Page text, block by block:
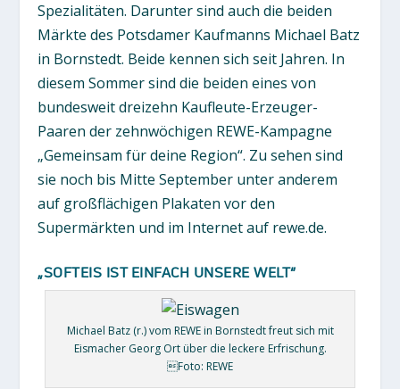
Spezialitäten. Darunter sind auch die beiden
Märkte des Potsdamer Kaufmanns Michael Batz
in Bornstedt. Beide kennen sich seit Jahren. In
diesem Sommer sind die beiden eines von
bundesweit dreizehn Kaufleute-Erzeuger-
Paaren der zehnwöchigen REWE-Kampagne
„Gemeinsam für deine Region“. Zu sehen sind
sie noch bis Mitte September unter anderem
auf großflächigen Plakaten vor den
Supermärkten und im Internet auf rewe.de.
„SOFTEIS IST EINFACH UNSERE WELT“
Michael Batz (r.) vom REWE in Bornstedt freut sich mit
Eismacher Georg Ort über die leckere Erfrischung.
Foto: REWE